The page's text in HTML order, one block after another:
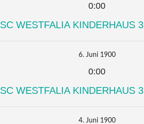
0:00
SC WESTFALIA KINDERHAUS 3
6. Juni 1900
0:00
SC WESTFALIA KINDERHAUS 3
4. Juni 1900